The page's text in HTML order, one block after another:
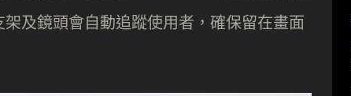
及鏡頭會自動追蹤使用者，確保留在畫面